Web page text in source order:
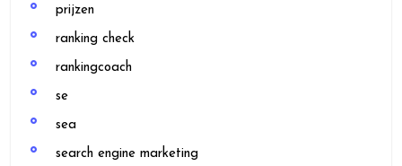
prijzen
ranking check
rankingcoach
se
sea
search engine marketing